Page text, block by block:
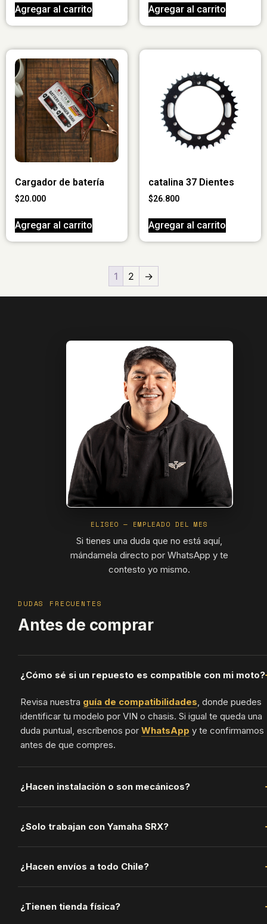
Agregar al carrito Agregar al carrito
Cargador de batería
$20.000
Agregar al carrito
catalina 37 Dientes
$26.800
Agregar al carrito
1 2 →
ELISEO — EMPLEADO DEL MES
Si tienes una duda que no está aquí,
mándamela directo por WhatsApp y te
contesto yo mismo.
DUDAS FRECUENTES
Antes de comprar
¿Cómo sé si un repuesto es compatible con mi moto?
Revisa nuestra guía de compatibilidades , donde puedes
identificar tu modelo por VIN o chasis. Si igual te queda una
duda puntual, escríbenos por WhatsApp y te confirmamos
antes de que compres.
¿Hacen instalación o son mecánicos?
mecánico. Te orientamos para que compres la pieza
¿Solo trabajan con Yamaha SRX?
de compatibilidad, pero en latienda
¿Hacen envíos a todo Chile?
¿Tienen tienda física?